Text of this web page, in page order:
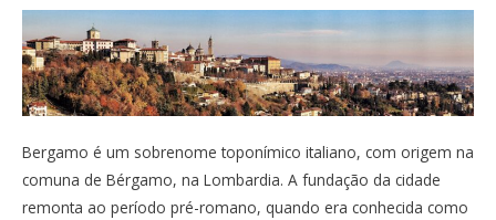
Bergamo é um sobrenome toponímico italiano, com origem na
comuna de Bérgamo, na Lombardia. A fundação da cidade
remonta ao período pré-romano, quando era conhecida como